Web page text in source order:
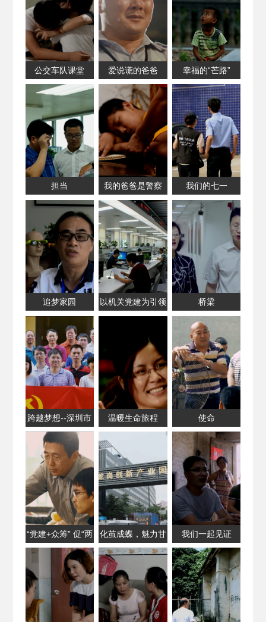
公交车队课堂 爱说谎的爸爸 幸福的“芒路”
担当 我的爸爸是警察 我们的七一
追梦家园
以机关党建为引领
部“文体高地”
桥梁
跨越梦想--深圳市
地方税务局 第五
稽查局党建工作掠
影
温暖生命旅程 使命
“党建+众筹” 促“两
学一做”落地见效
化茧成蝶，魅力甘
坑
我们一起见证